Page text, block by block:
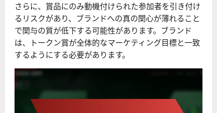
さらに、賞品にのみ動機付けられた参加者を引き付け
るリスクがあり、ブランドへの真の関心が薄れること
で関与の質が低下する可能性があります。ブランド
は、トークン賞が全体的なマーケティング目標と一致
するようにする必要があります。